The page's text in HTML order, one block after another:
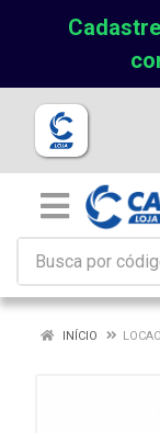
INÍCIO